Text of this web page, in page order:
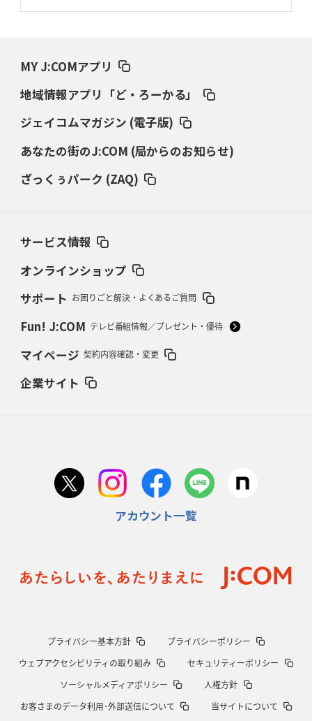
ダイナボアーズ、“逆輸入SO”三宅駿
「ニュージーランドのフレア（閃
2026年3月5日(木)更新
2026年2月19日(木)更新
37年女子W杯招致への課題と期待
2026年2月12日(木)更新
2026年2月5日(木)更新
占い方
首位スピアーズ、充実の攻撃力 「湧き出る」パスでトライ量産
2026年1月8日(木)更新
ルディケ「15番はゲームドライバ
2025年12月25日(木)更新
2025年12月18日(木)更新
MY J:COMアプリ
地域情報アプリ「ど・ろーかる」
ジェイコムマガジン (電子版)
あなたの街のJ:COM (局からのお知らせ)
ざっくぅパーク (ZAQ)
サービス情報
オンラインショップ
サポート お困りごと解決・よくあるご質問
Fun! J:COM テレビ番組情報／プレゼント・優待
マイページ 契約内容確認・変更
企業サイト
アカウント一覧
プライバシー基本方針
プライバシーポリシー
ウェブアクセシビリティの取り組み
セキュリティーポリシー
ソーシャルメディアポリシー
人権方針
お客さまのデータ利用･外部送信について
当サイトについて